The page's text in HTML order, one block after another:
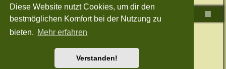
Diese Website nutzt Cookies, um dir den
bestmöglichen Komfort bei der Nutzung zu
bieten. Mehr erfahren
Verstanden!
Sudden-Strike-Maps.de Hauptseite Foren-Übersicht
Powered byphpBB® Forum Software © phpBB Limited
Style: Green-Style-Split by Joyce&LunaphpBB-Style-Design
Nutzungsbedingungen